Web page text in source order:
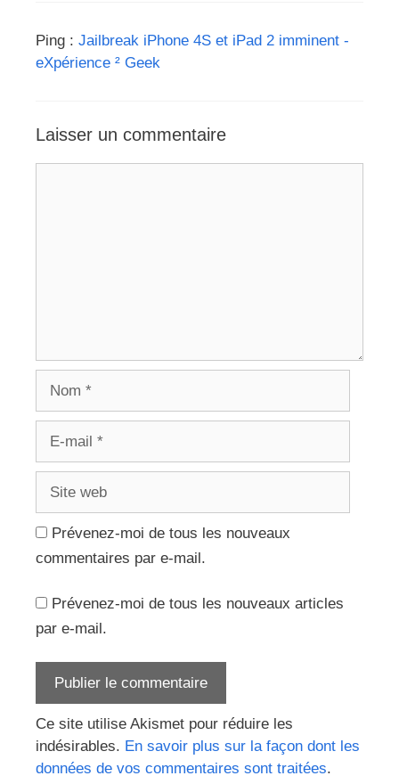
Ping : Jailbreak iPhone 4S et iPad 2 imminent -
eXpérience ² Geek
Laisser un commentaire
Prévenez-moi de tous les nouveaux
commentaires par e-mail.
Prévenez-moi de tous les nouveaux articles
par e-mail.
Ce site utilise Akismet pour réduire les
indésirables. En savoir plus sur la façon dont les
données de vos commentaires sont traitées.